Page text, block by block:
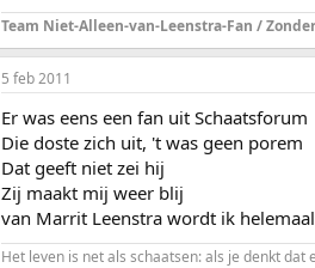
Team Niet-Alleen-van-Leenstra-Fan /
5 feb 2011
Er was eens een fan uit Schaatsforum
Die doste zich uit, 't was geen porem
Dat geeft niet zei hij
Zij maakt mij weer blij
van Marrit Leenstra wordt ik
Het leven is net als schaatsen: als je denkt